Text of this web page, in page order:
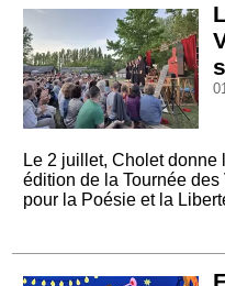
Le 2 juillet, Cholet
édition de la Tournée
pour la Poésie et la